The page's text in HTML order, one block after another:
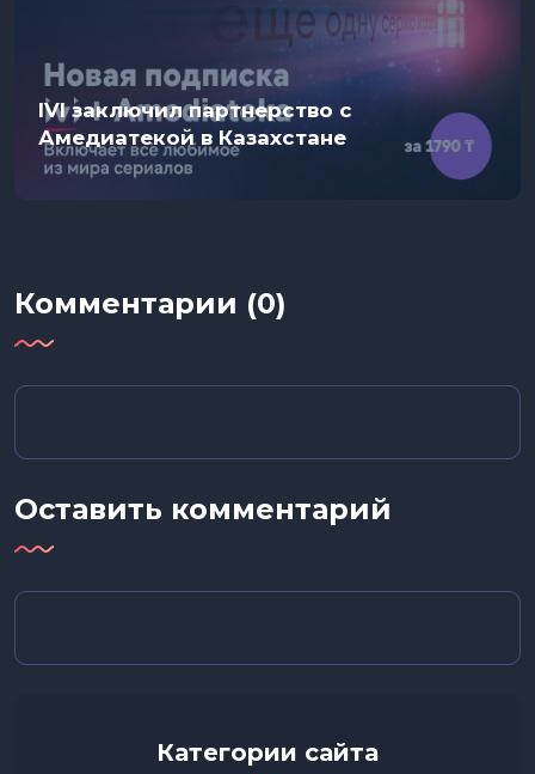
IVI заключил партнерство с
Амедиатекой в Казахстане
Комментарии (0)
Оставить комментарий
Категории сайта